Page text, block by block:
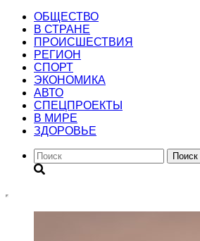
ОБЩЕСТВО
В СТРАНЕ
ПРОИСШЕСТВИЯ
РЕГИОН
CПОРТ
ЭКОНОМИКА
АВТО
СПЕЦПРОЕКТЫ
В МИРЕ
ЗДОРОВЬЕ
Поиск